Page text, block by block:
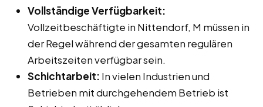
Vollständige Verfügbarkeit:
Vollzeitbeschäftigte in Nittendorf, M müssen in
der Regel während der gesamten regulären
Arbeitszeiten verfügbar sein.
Schichtarbeit: In vielen Industrien und
Betrieben mit durchgehendem Betrieb ist